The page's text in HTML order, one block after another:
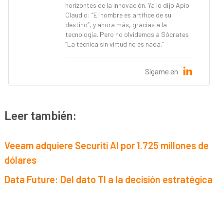
horizontes de la innovación. Ya lo dijo Apio
Claudio: “El hombre es artífice de su
destino”, y ahora más, gracias a la
tecnología. Pero no olvidemos a Sócrates:
“La técnica sin virtud no es nada.”
Sígame en
Leer también:
Veeam adquiere Securiti AI por 1.725 millones de
dólares
Data Future: Del dato TI a la decisión estratégica